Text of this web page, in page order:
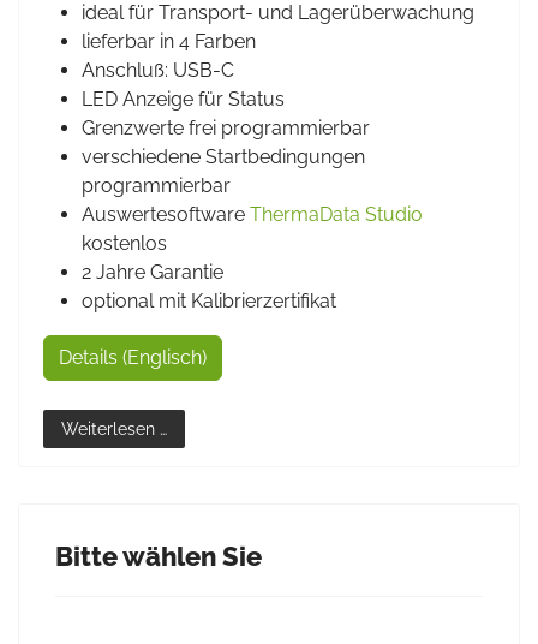
ideal für Transport- und Lagerüberwachung
lieferbar in 4 Farben
Anschluß: USB-C
LED Anzeige für Status
Grenzwerte frei programmierbar
verschiedene Startbedingungen
programmierbar
Auswertesoftware ThermaData Studio
kostenlos
2 Jahre Garantie
optional mit Kalibrierzertifikat
Details (Englisch)
Weiterlesen …
Bitte wählen Sie